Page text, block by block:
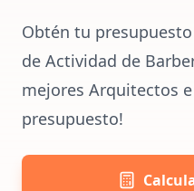
Obtén tu
de Actividad de
mejores Arquitectos
presupuesto!